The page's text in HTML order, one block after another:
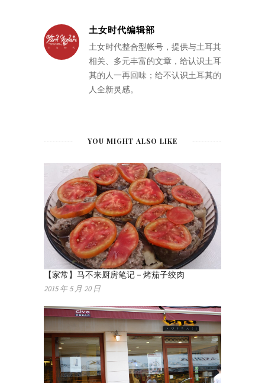
土女时代编辑部
土女时代整合型帐号，提供与土耳其
相关、多元丰富的文章，给认识土耳
其的人一再回味；给不认识土耳其的
人全新灵感。
YOU MIGHT ALSO LIKE
【家常】马不来厨房笔记－烤茄子绞肉
2015 年 5 月 20 日